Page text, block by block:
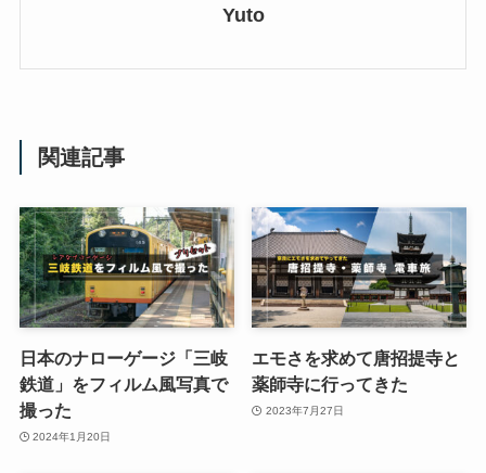
Yuto
関連記事
日本のナローゲージ「三岐
鉄道」をフィルム風写真で
撮った
2024年1月20日
エモさを求めて唐招提寺と
薬師寺に行ってきた
2023年7月27日